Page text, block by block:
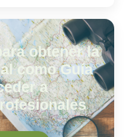
obtener la
como Guía
a